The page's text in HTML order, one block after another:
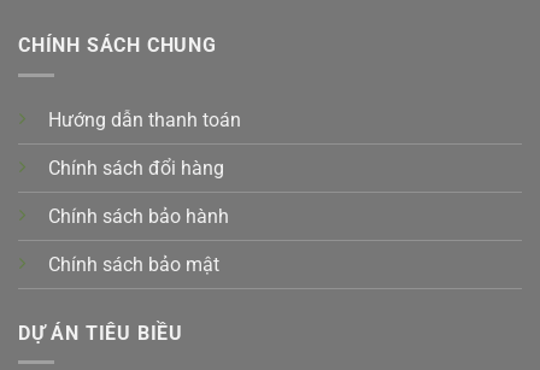
CHÍNH SÁCH CHUNG
Hướng dẫn thanh toán
Chính sách đổi hàng
Chính sách bảo hành
Chính sách bảo mật
DỰ ÁN TIÊU BIỀU